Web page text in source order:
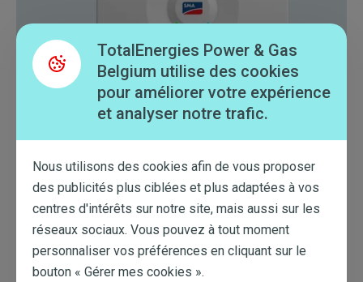
Batteries
En savoir plus
TotalEnergies Power & Gas
Belgium utilise des cookies
pour améliorer votre expérience
et analyser notre trafic.
Nous utilisons des cookies afin de vous proposer
des publicités plus ciblées et plus adaptées à vos
centres d'intérêts sur notre site, mais aussi sur les
réseaux sociaux. Vous pouvez à tout moment
personnaliser vos préférences en cliquant sur le
bouton « Gérer mes cookies ».